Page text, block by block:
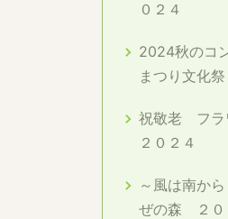
０２４
2024秋のコ
まつり文化祭
祝敬老 フラ
２０２４
～風は南か
ぜの森 ２０